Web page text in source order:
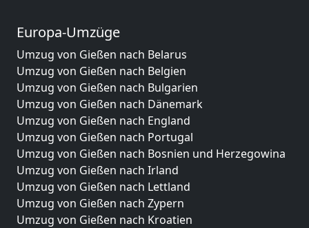
Europa-Umzüge
Umzug von Gießen nach Belarus
Umzug von Gießen nach Belgien
Umzug von Gießen nach Bulgarien
Umzug von Gießen nach Dänemark
Umzug von Gießen nach England
Umzug von Gießen nach Portugal
Umzug von Gießen nach Bosnien und Herzegowina
Umzug von Gießen nach Irland
Umzug von Gießen nach Lettland
Umzug von Gießen nach Zypern
Umzug von Gießen nach Kroatien